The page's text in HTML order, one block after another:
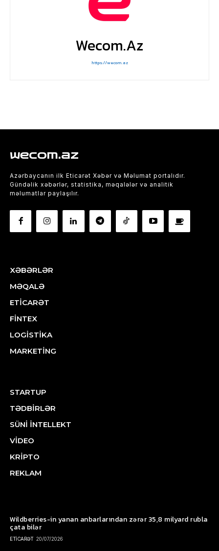
Wecom.az
https://wecom.az
wecom.az
Azərbaycanın ilk Eticarət Xəbər və Məlumat portalıdır.
Gündəlik xəbərlər, statistika, məqalələr və analitik
məlumatlar paylaşılır.
XƏBƏRLƏR
MƏQALƏ
ETİCARƏT
FİNTEX
LOGİSTİKA
MARKETİNG
STARTUP
TƏDBİRLƏR
SÜNİ İNTELLEKT
VİDEO
KRİPTO
REKLAM
Wildberries-in yanan anbarlarından zərər 35,8 milyard rubla
çata bilər
ETİCARƏT 20/07/2026